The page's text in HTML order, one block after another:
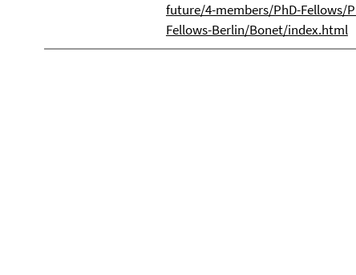
future/4-members/PhD-Fellows/
Fellows-Berlin/Bonet/index.html